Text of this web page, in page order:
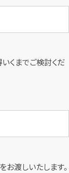
くまでご検討くだ
お渡しいたします。